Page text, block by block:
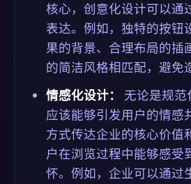
核心，创意化设计可以通
表达。例如，独特的按钮
果的背景、合理布局的插
的简洁风格相匹配，避免
情感化设计：
无论是规范
应该能够引发用户的情感
方式传达企业的核心价值
户在浏览过程中能够感受
怀。例如，企业可以通过